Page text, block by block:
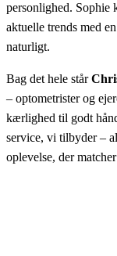
personlighed. Sophie
aktuelle trends med
naturligt.
Bag det hele står
– optometrister og
kærlighed til godt
service, vi tilbyder –
oplevelse, der